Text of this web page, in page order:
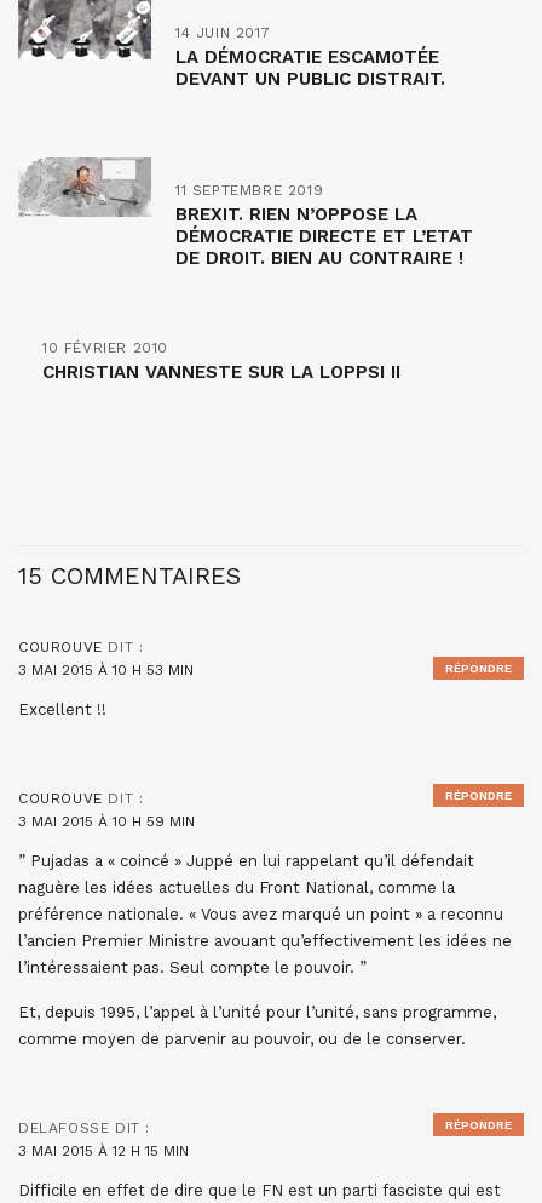
14 JUIN 2017
LA DÉMOCRATIE ESCAMOTÉE
DEVANT UN PUBLIC DISTRAIT.
11 SEPTEMBRE 2019
BREXIT. RIEN N’OPPOSE LA
DÉMOCRATIE DIRECTE ET L’ETAT
DE DROIT. BIEN AU CONTRAIRE !
10 FÉVRIER 2010
CHRISTIAN VANNESTE SUR LA LOPPSI II
15 COMMENTAIRES
COUROUVE DIT :
3 MAI 2015 À 10 H 53 MIN
Excellent !!
RÉPONDRE
COUROUVE DIT :
3 MAI 2015 À 10 H 59 MIN
” Pujadas a « coincé » Juppé en lui rappelant qu’il défendait
naguère les idées actuelles du Front National, comme la
préférence nationale. « Vous avez marqué un point » a reconnu
l’ancien Premier Ministre avouant qu’effectivement les idées ne
l’intéressaient pas. Seul compte le pouvoir. ”
Et, depuis 1995, l’appel à l’unité pour l’unité, sans programme,
comme moyen de parvenir au pouvoir, ou de le conserver.
RÉPONDRE
DELAFOSSE DIT :
3 MAI 2015 À 12 H 15 MIN
Difficile en effet de dire que le FN est un parti fasciste qui est
RÉPONDRE